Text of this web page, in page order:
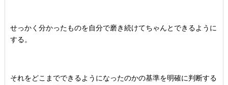
せっかく分かったものを自分で磨き続けてちゃんとできるように
する。
それをどこまでできるようになったのかの基準を明確に判断する